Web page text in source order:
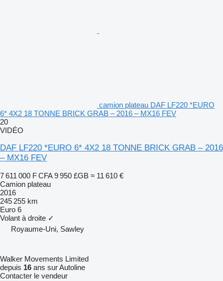
camion plateau DAF LF220 *EURO
6* 4X2 18 TONNE BRICK GRAB – 2016 – MX16 FEV
20
VIDÉO
DAF LF220 *EURO 6* 4X2 18 TONNE BRICK GRAB – 2016
– MX16 FEV
7 611 000 F CFA 9 950 £GB ≈ 11 610 €
Camion plateau
2016
245 255 km
Euro 6
Volant à droite ✓
Royaume-Uni, Sawley
Walker Movements Limited
depuis 16 ans sur Autoline
Contacter le vendeur